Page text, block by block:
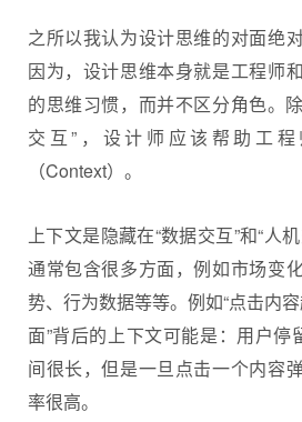
之所以我认为设计思维的对面绝
因为，设计思维本身就是工程师
的思维习惯，而并不区分角色。
交互”，设计师应该帮助工
（Context）。
上下文是隐藏在“数据交互”和“人
通常包含很多方面，例如市场变
势、行为数据等等。例如“点击内
面”背后的上下文可能是：用户停
间很长，但是一旦点击一个内容
率很高。